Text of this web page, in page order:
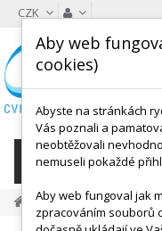
CZK
KATEGORIE
Dětské Aktivity,
Aby web
cookies)
Abyste na stránkách
Vás poznali a
neobtěžovali
nemuseli pokaždé
Aby web fungoval jak
zpracováním souborů